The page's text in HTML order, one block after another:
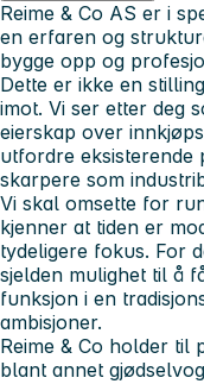
Reime & Co AS er i
en erfaren og
bygge opp og
Dette er ikke en
imot. Vi ser etter deg
eierskap over
utfordre eksisterende
skarpere som
Vi skal omsette for
kjenner at tiden er
tydeligere fokus. For
sjelden mulighet til å
funksjon i en
ambisjoner.
Reime & Co holder
blant annet